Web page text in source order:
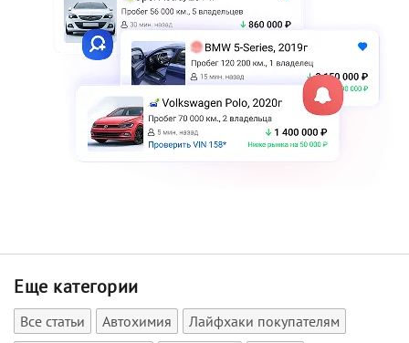
Еще категории
Все статьи Автохимия
Лайфхаки покупателям